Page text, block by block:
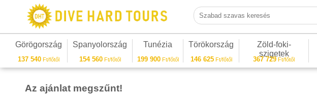
Szabad szavas keresés
Görögország
137 540 Ft/főtől
Spanyolország
154 560Ft/főtől
Tunézia
199 900Ft/főtől
Törökország
146 625Ft/főtől
Zöld-foki-
szigetek
367 729 Ft/főtől
Az ajánlat megszűnt!